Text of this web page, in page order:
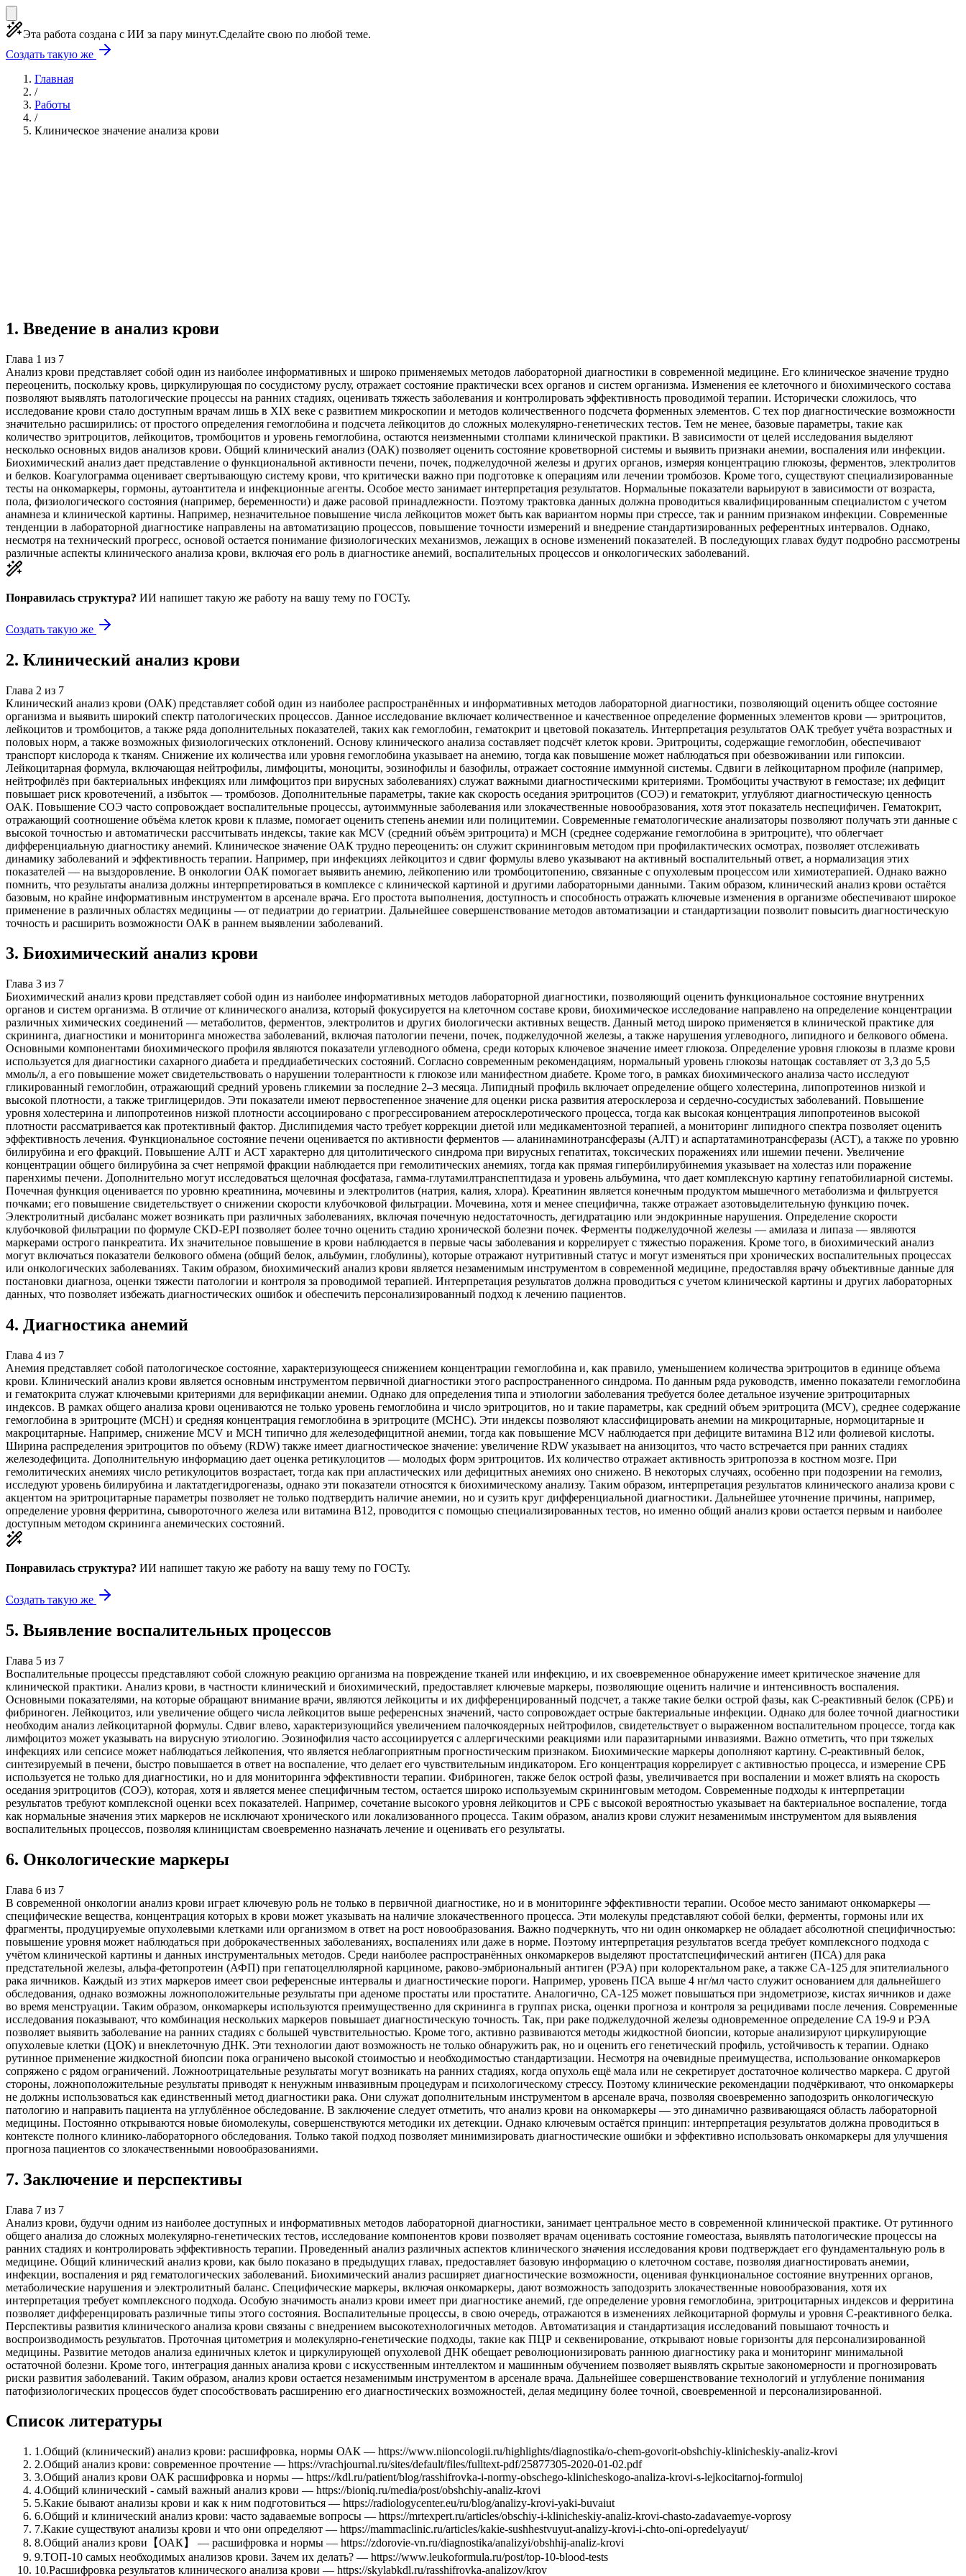
Эта работа создана с ИИ за пару минут.Сделайте свою по любой теме.
Создать такую же
Главная
/
Работы
/
Клиническое значение анализа крови
1. Введение в анализ крови
Глава 1 из 7
Анализ крови представляет собой один из наиболее информативных и широко применяемых методов лабораторной диагностики в современной медицине. Его клиническое значение трудно
переоценить, поскольку кровь, циркулирующая по сосудистому руслу, отражает состояние практически всех органов и систем организма. Изменения ее клеточного и биохимического состава
позволяют выявлять патологические процессы на ранних стадиях, оценивать тяжесть заболевания и контролировать эффективность проводимой терапии. Исторически сложилось, что
исследование крови стало доступным врачам лишь в XIX веке с развитием микроскопии и методов количественного подсчета форменных элементов. С тех пор диагностические возможности
значительно расширились: от простого определения гемоглобина и подсчета лейкоцитов до сложных молекулярно-генетических тестов. Тем не менее, базовые параметры, такие как
количество эритроцитов, лейкоцитов, тромбоцитов и уровень гемоглобина, остаются неизменными столпами клинической практики. В зависимости от целей исследования выделяют
несколько основных видов анализов крови. Общий клинический анализ (ОАК) позволяет оценить состояние кроветворной системы и выявить признаки анемии, воспаления или инфекции.
Биохимический анализ дает представление о функциональной активности печени, почек, поджелудочной железы и других органов, измеряя концентрацию глюкозы, ферментов, электролитов
и белков. Коагулограмма оценивает свертывающую систему крови, что критически важно при подготовке к операциям или лечении тромбозов. Кроме того, существуют специализированные
тесты на онкомаркеры, гормоны, аутоантитела и инфекционные агенты. Особое место занимает интерпретация результатов. Нормальные показатели варьируют в зависимости от возраста,
пола, физиологического состояния (например, беременности) и даже расовой принадлежности. Поэтому трактовка данных должна проводиться квалифицированным специалистом с учетом
анамнеза и клинической картины. Например, незначительное повышение числа лейкоцитов может быть как вариантом нормы при стрессе, так и ранним признаком инфекции. Современные
тенденции в лабораторной диагностике направлены на автоматизацию процессов, повышение точности измерений и внедрение стандартизированных референтных интервалов. Однако,
несмотря на технический прогресс, основой остается понимание физиологических механизмов, лежащих в основе изменений показателей. В последующих главах будут подробно рассмотрены
различные аспекты клинического анализа крови, включая его роль в диагностике анемий, воспалительных процессов и онкологических заболеваний.
Понравилась структура? ИИ напишет такую же работу на вашу тему по ГОСТу.
Создать такую же
2. Клинический анализ крови
Глава 2 из 7
Клинический анализ крови (ОАК) представляет собой один из наиболее распространённых и информативных методов лабораторной диагностики, позволяющий оценить общее состояние
организма и выявить широкий спектр патологических процессов. Данное исследование включает количественное и качественное определение форменных элементов крови — эритроцитов,
лейкоцитов и тромбоцитов, а также ряда дополнительных показателей, таких как гемоглобин, гематокрит и цветовой показатель. Интерпретация результатов ОАК требует учёта возрастных и
половых норм, а также возможных физиологических отклонений. Основу клинического анализа составляет подсчёт клеток крови. Эритроциты, содержащие гемоглобин, обеспечивают
транспорт кислорода к тканям. Снижение их количества или уровня гемоглобина указывает на анемию, тогда как повышение может наблюдаться при обезвоживании или гипоксии.
Лейкоцитарная формула, включающая нейтрофилы, лимфоциты, моноциты, эозинофилы и базофилы, отражает состояние иммунной системы. Сдвиги в лейкоцитарном профиле (например,
нейтрофилёз при бактериальных инфекциях или лимфоцитоз при вирусных заболеваниях) служат важными диагностическими критериями. Тромбоциты участвуют в гемостазе; их дефицит
повышает риск кровотечений, а избыток — тромбозов. Дополнительные параметры, такие как скорость оседания эритроцитов (СОЭ) и гематокрит, углубляют диагностическую ценность
ОАК. Повышение СОЭ часто сопровождает воспалительные процессы, аутоиммунные заболевания или злокачественные новообразования, хотя этот показатель неспецифичен. Гематокрит,
отражающий соотношение объёма клеток крови к плазме, помогает оценить степень анемии или полицитемии. Современные гематологические анализаторы позволяют получать эти данные с
высокой точностью и автоматически рассчитывать индексы, такие как MCV (средний объём эритроцита) и MCH (среднее содержание гемоглобина в эритроците), что облегчает
дифференциальную диагностику анемий. Клиническое значение ОАК трудно переоценить: он служит скрининговым методом при профилактических осмотрах, позволяет отслеживать
динамику заболеваний и эффективность терапии. Например, при инфекциях лейкоцитоз и сдвиг формулы влево указывают на активный воспалительный ответ, а нормализация этих
показателей — на выздоровление. В онкологии ОАК помогает выявить анемию, лейкопению или тромбоцитопению, связанные с опухолевым процессом или химиотерапией. Однако важно
помнить, что результаты анализа должны интерпретироваться в комплексе с клинической картиной и другими лабораторными данными. Таким образом, клинический анализ крови остаётся
базовым, но крайне информативным инструментом в арсенале врача. Его простота выполнения, доступность и способность отражать ключевые изменения в организме обеспечивают широкое
применение в различных областях медицины — от педиатрии до гериатрии. Дальнейшее совершенствование методов автоматизации и стандартизации позволит повысить диагностическую
точность и расширить возможности ОАК в раннем выявлении заболеваний.
3. Биохимический анализ крови
Глава 3 из 7
Биохимический анализ крови представляет собой один из наиболее информативных методов лабораторной диагностики, позволяющий оценить функциональное состояние внутренних
органов и систем организма. В отличие от клинического анализа, который фокусируется на клеточном составе крови, биохимическое исследование направлено на определение концентрации
различных химических соединений — метаболитов, ферментов, электролитов и других биологически активных веществ. Данный метод широко применяется в клинической практике для
скрининга, диагностики и мониторинга множества заболеваний, включая патологии печени, почек, поджелудочной железы, а также нарушения углеводного, липидного и белкового обмена.
Основными компонентами биохимического профиля являются показатели углеводного обмена, среди которых ключевое значение имеет глюкоза. Определение уровня глюкозы в плазме крови
используется для диагностики сахарного диабета и преддиабетических состояний. Согласно современным рекомендациям, нормальный уровень глюкозы натощак составляет от 3,3 до 5,5
ммоль/л, а его повышение может свидетельствовать о нарушении толерантности к глюкозе или манифестном диабете. Кроме того, в рамках биохимического анализа часто исследуют
гликированный гемоглобин, отражающий средний уровень гликемии за последние 2–3 месяца. Липидный профиль включает определение общего холестерина, липопротеинов низкой и
высокой плотности, а также триглицеридов. Эти показатели имеют первостепенное значение для оценки риска развития атеросклероза и сердечно-сосудистых заболеваний. Повышение
уровня холестерина и липопротеинов низкой плотности ассоциировано с прогрессированием атеросклеротического процесса, тогда как высокая концентрация липопротеинов высокой
плотности рассматривается как протективный фактор. Дислипидемия часто требует коррекции диетой или медикаментозной терапией, а мониторинг липидного спектра позволяет оценить
эффективность лечения. Функциональное состояние печени оценивается по активности ферментов — аланинаминотрансферазы (АЛТ) и аспартатаминотрансферазы (АСТ), а также по уровню
билирубина и его фракций. Повышение АЛТ и АСТ характерно для цитолитического синдрома при вирусных гепатитах, токсических поражениях или ишемии печени. Увеличение
концентрации общего билирубина за счет непрямой фракции наблюдается при гемолитических анемиях, тогда как прямая гипербилирубинемия указывает на холестаз или поражение
паренхимы печени. Дополнительно могут исследоваться щелочная фосфатаза, гамма-глутамилтранспептидаза и уровень альбумина, что дает комплексную картину гепатобилиарной системы.
Почечная функция оценивается по уровню креатинина, мочевины и электролитов (натрия, калия, хлора). Креатинин является конечным продуктом мышечного метаболизма и фильтруется
почками; его повышение свидетельствует о снижении скорости клубочковой фильтрации. Мочевина, хотя и менее специфична, также отражает азотовыделительную функцию почек.
Электролитный дисбаланс может возникать при различных заболеваниях, включая почечную недостаточность, дегидратацию или эндокринные нарушения. Определение скорости
клубочковой фильтрации по формуле CKD-EPI позволяет более точно оценить стадию хронической болезни почек. Ферменты поджелудочной железы — амилаза и липаза — являются
маркерами острого панкреатита. Их значительное повышение в крови наблюдается в первые часы заболевания и коррелирует с тяжестью поражения. Кроме того, в биохимический анализ
могут включаться показатели белкового обмена (общий белок, альбумин, глобулины), которые отражают нутритивный статус и могут изменяться при хронических воспалительных процессах
или онкологических заболеваниях. Таким образом, биохимический анализ крови является незаменимым инструментом в современной медицине, предоставляя врачу объективные данные для
постановки диагноза, оценки тяжести патологии и контроля за проводимой терапией. Интерпретация результатов должна проводиться с учетом клинической картины и других лабораторных
данных, что позволяет избежать диагностических ошибок и обеспечить персонализированный подход к лечению пациентов.
4. Диагностика анемий
Глава 4 из 7
Анемия представляет собой патологическое состояние, характеризующееся снижением концентрации гемоглобина и, как правило, уменьшением количества эритроцитов в единице объема
крови. Клинический анализ крови является основным инструментом первичной диагностики этого распространенного синдрома. По данным ряда руководств, именно показатели гемоглобина
и гематокрита служат ключевыми критериями для верификации анемии. Однако для определения типа и этиологии заболевания требуется более детальное изучение эритроцитарных
индексов. В рамках общего анализа крови оцениваются не только уровень гемоглобина и число эритроцитов, но и такие параметры, как средний объем эритроцита (MCV), среднее содержание
гемоглобина в эритроците (MCH) и средняя концентрация гемоглобина в эритроците (MCHC). Эти индексы позволяют классифицировать анемии на микроцитарные, нормоцитарные и
макроцитарные. Например, снижение MCV и MCH типично для железодефицитной анемии, тогда как повышение MCV наблюдается при дефиците витамина B12 или фолиевой кислоты.
Ширина распределения эритроцитов по объему (RDW) также имеет диагностическое значение: увеличение RDW указывает на анизоцитоз, что часто встречается при ранних стадиях
железодефицита. Дополнительную информацию дает оценка ретикулоцитов — молодых форм эритроцитов. Их количество отражает активность эритропоэза в костном мозге. При
гемолитических анемиях число ретикулоцитов возрастает, тогда как при апластических или дефицитных анемиях оно снижено. В некоторых случаях, особенно при подозрении на гемолиз,
исследуют уровень билирубина и лактатдегидрогеназы, однако эти показатели относятся к биохимическому анализу. Таким образом, интерпретация результатов клинического анализа крови с
акцентом на эритроцитарные параметры позволяет не только подтвердить наличие анемии, но и сузить круг дифференциальной диагностики. Дальнейшее уточнение причины, например,
определение уровня ферритина, сывороточного железа или витамина B12, проводится с помощью специализированных тестов, но именно общий анализ крови остается первым и наиболее
доступным методом скрининга анемических состояний.
Понравилась структура? ИИ напишет такую же работу на вашу тему по ГОСТу.
Создать такую же
5. Выявление воспалительных процессов
Глава 5 из 7
Воспалительные процессы представляют собой сложную реакцию организма на повреждение тканей или инфекцию, и их своевременное обнаружение имеет критическое значение для
клинической практики. Анализ крови, в частности клинический и биохимический, предоставляет ключевые маркеры, позволяющие оценить наличие и интенсивность воспаления.
Основными показателями, на которые обращают внимание врачи, являются лейкоциты и их дифференцированный подсчет, а также такие белки острой фазы, как С-реактивный белок (СРБ) и
фибриноген. Лейкоцитоз, или увеличение общего числа лейкоцитов выше референсных значений, часто сопровождает острые бактериальные инфекции. Однако для более точной диагностики
необходим анализ лейкоцитарной формулы. Сдвиг влево, характеризующийся увеличением палочкоядерных нейтрофилов, свидетельствует о выраженном воспалительном процессе, тогда как
лимфоцитоз может указывать на вирусную этиологию. Эозинофилия часто ассоциируется с аллергическими реакциями или паразитарными инвазиями. Важно отметить, что при тяжелых
инфекциях или сепсисе может наблюдаться лейкопения, что является неблагоприятным прогностическим признаком. Биохимические маркеры дополняют картину. С-реактивный белок,
синтезируемый в печени, быстро повышается в ответ на воспаление, что делает его чувствительным индикатором. Его концентрация коррелирует с активностью процесса, и измерение СРБ
используется не только для диагностики, но и для мониторинга эффективности терапии. Фибриноген, также белок острой фазы, увеличивается при воспалении и может влиять на скорость
оседания эритроцитов (СОЭ), которая, хотя и является менее специфичным тестом, остается широко используемым скрининговым методом. Современные подходы к интерпретации
результатов требуют комплексной оценки всех показателей. Например, сочетание высокого уровня лейкоцитов и СРБ с высокой вероятностью указывает на бактериальное воспаление, тогда
как нормальные значения этих маркеров не исключают хронического или локализованного процесса. Таким образом, анализ крови служит незаменимым инструментом для выявления
воспалительных процессов, позволяя клиницистам своевременно назначать лечение и оценивать его результаты.
6. Онкологические маркеры
Глава 6 из 7
В современной онкологии анализ крови играет ключевую роль не только в первичной диагностике, но и в мониторинге эффективности терапии. Особое место занимают онкомаркеры —
специфические вещества, концентрация которых в крови может указывать на наличие злокачественного процесса. Эти молекулы представляют собой белки, ферменты, гормоны или их
фрагменты, продуцируемые опухолевыми клетками или организмом в ответ на рост новообразования. Важно подчеркнуть, что ни один онкомаркер не обладает абсолютной специфичностью:
повышение уровня может наблюдаться при доброкачественных заболеваниях, воспалениях или даже в норме. Поэтому интерпретация результатов всегда требует комплексного подхода с
учётом клинической картины и данных инструментальных методов. Среди наиболее распространённых онкомаркеров выделяют простатспецифический антиген (ПСА) для рака
предстательной железы, альфа-фетопротеин (АФП) при гепатоцеллюлярной карциноме, раково-эмбриональный антиген (РЭА) при колоректальном раке, а также CA-125 для эпителиального
рака яичников. Каждый из этих маркеров имеет свои референсные интервалы и диагностические пороги. Например, уровень ПСА выше 4 нг/мл часто служит основанием для дальнейшего
обследования, однако возможны ложноположительные результаты при аденоме простаты или простатите. Аналогично, CA-125 может повышаться при эндометриозе, кистах яичников и даже
во время менструации. Таким образом, онкомаркеры используются преимущественно для скрининга в группах риска, оценки прогноза и контроля за рецидивами после лечения. Современные
исследования показывают, что комбинация нескольких маркеров повышает диагностическую точность. Так, при раке поджелудочной железы одновременное определение CA 19-9 и РЭА
позволяет выявить заболевание на ранних стадиях с большей чувствительностью. Кроме того, активно развиваются методы жидкостной биопсии, которые анализируют циркулирующие
опухолевые клетки (ЦОК) и внеклеточную ДНК. Эти технологии дают возможность не только обнаружить рак, но и оценить его генетический профиль, устойчивость к терапии. Однако
рутинное применение жидкостной биопсии пока ограничено высокой стоимостью и необходимостью стандартизации. Несмотря на очевидные преимущества, использование онкомаркеров
сопряжено с рядом ограничений. Ложноотрицательные результаты могут возникать на ранних стадиях, когда опухоль ещё мала или не секретирует достаточное количество маркера. С другой
стороны, ложноположительные результаты приводят к ненужным инвазивным процедурам и психологическому стрессу. Поэтому клинические рекомендации подчёркивают, что онкомаркеры
не должны использоваться как единственный метод диагностики рака. Они служат дополнительным инструментом в арсенале врача, позволяя своевременно заподозрить онкологическую
патологию и направить пациента на углублённое обследование. В заключение следует отметить, что анализ крови на онкомаркеры — это динамично развивающаяся область лабораторной
медицины. Постоянно открываются новые биомолекулы, совершенствуются методики их детекции. Однако ключевым остаётся принцип: интерпретация результатов должна проводиться в
контексте полного клинико-лабораторного обследования. Только такой подход позволяет минимизировать диагностические ошибки и эффективно использовать онкомаркеры для улучшения
прогноза пациентов со злокачественными новообразованиями.
7. Заключение и перспективы
Глава 7 из 7
Анализ крови, будучи одним из наиболее доступных и информативных методов лабораторной диагностики, занимает центральное место в современной клинической практике. От рутинного
общего анализа до сложных молекулярно-генетических тестов, исследование компонентов крови позволяет врачам оценивать состояние гомеостаза, выявлять патологические процессы на
ранних стадиях и контролировать эффективность терапии. Проведенный анализ различных аспектов клинического значения исследования крови подтверждает его фундаментальную роль в
медицине. Общий клинический анализ крови, как было показано в предыдущих главах, предоставляет базовую информацию о клеточном составе, позволяя диагностировать анемии,
инфекции, воспаления и ряд гематологических заболеваний. Биохимический анализ расширяет диагностические возможности, оценивая функциональное состояние внутренних органов,
метаболические нарушения и электролитный баланс. Специфические маркеры, включая онкомаркеры, дают возможность заподозрить злокачественные новообразования, хотя их
интерпретация требует комплексного подхода. Особую значимость анализ крови имеет при диагностике анемий, где определение уровня гемоглобина, эритроцитарных индексов и ферритина
позволяет дифференцировать различные типы этого состояния. Воспалительные процессы, в свою очередь, отражаются в изменениях лейкоцитарной формулы и уровня C-реактивного белка.
Перспективы развития клинического анализа крови связаны с внедрением высокотехнологичных методов. Автоматизация и стандартизация исследований повышают точность и
воспроизводимость результатов. Проточная цитометрия и молекулярно-генетические подходы, такие как ПЦР и секвенирование, открывают новые горизонты для персонализированной
медицины. Развитие методов анализа единичных клеток и циркулирующей опухолевой ДНК обещает революционизировать раннюю диагностику рака и мониторинг минимальной
остаточной болезни. Кроме того, интеграция данных анализа крови с искусственным интеллектом и машинным обучением позволяет выявлять скрытые закономерности и прогнозировать
риски развития заболеваний. Таким образом, анализ крови остается незаменимым инструментом в арсенале врача. Дальнейшее совершенствование технологий и углубление понимания
патофизиологических процессов будет способствовать расширению его диагностических возможностей, делая медицину более точной, своевременной и персонализированной.
Список литературы
1 .Общий (клинический) анализ крови: расшифровка, нормы ОАК — https://www.niioncologii.ru/highlights/diagnostika/o-chem-govorit-obshchiy-klinicheskiy-analiz-krovi
2.Общий анализ крови: современное прочтение — https://vrachjournal.ru/sites/default/files/fulltext-pdf/25877305-2020-01-02.pdf
3.Общий анализ крови ОАК расшифровка и нормы — https://kdl.ru/patient/blog/rasshifrovka-i-normy-obschego-klinicheskogo-analiza-krovi-s-lejkocitarnoj-formuloj
4.Общий клинический - самый важный анализ крови — https://bioniq.ru/media/post/obshchiy-analiz-krovi
5.Какие бывают анализы крови и как к ним подготовиться — https://radiologycenter.eu/ru/blog/analizy-krovi-yaki-buvaiut
6.Общий и клинический анализ крови: часто задаваемые вопросы — https://mrtexpert.ru/articles/obschiy-i-klinicheskiy-analiz-krovi-chasto-zadavaemye-voprosy
7.Какие существуют анализы крови и что они определяют — https://mammaclinic.ru/articles/kakie-sushhestvuyut-analizy-krovi-i-chto-oni-opredelyayut/
8.Общий анализ крови【ОАК】 — расшифровка и нормы — https://zdorovie-vn.ru/diagnostika/analizyi/obshhij-analiz-krovi
9.ТОП-10 самых необходимых анализов крови. Зачем их делать? — https://www.leukoformula.ru/post/top-10-blood-tests
10.Расшифровка результатов клинического анализа крови — https://skylabkdl.ru/rasshifrovka-analizov/krov